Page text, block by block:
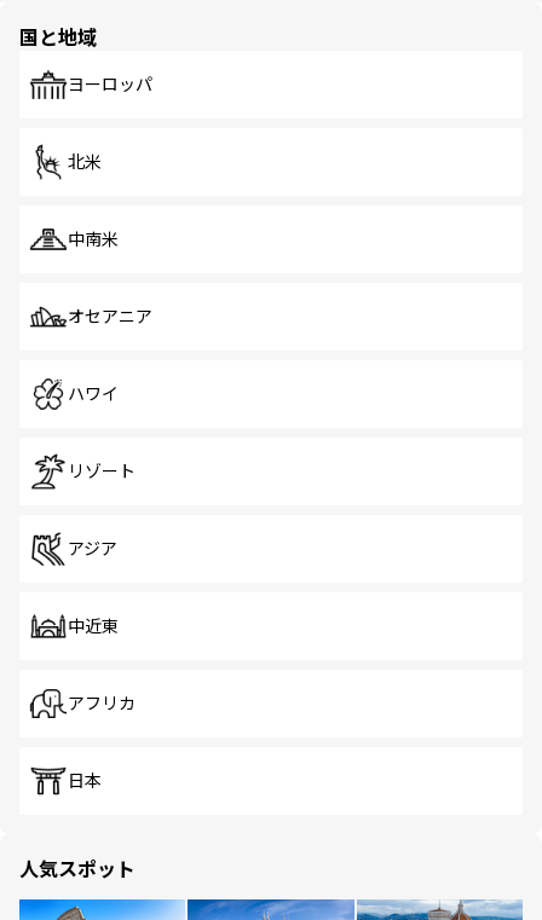
で、ホーカーズは地元の風情を楽しめる外せないスポット
国と地域
ヨーロッパ
北米
中南米
オセアニア
ハワイ
リゾート
アジア
中近東
アフリカ
日本
人気スポット